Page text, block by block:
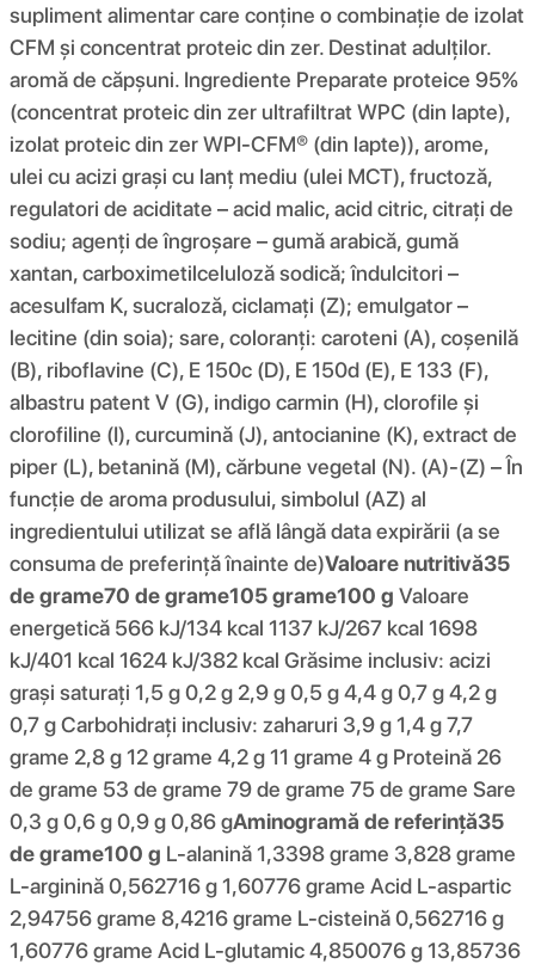
supliment alimentar care conține o combinație de izolat
CFM și concentrat proteic din zer. Destinat adulților.
aromă de căpșuni. Ingrediente Preparate proteice 95%
(concentrat proteic din zer ultrafiltrat WPC (din lapte),
izolat proteic din zer WPI-CFM® (din lapte)), arome,
ulei cu acizi grași cu lanț mediu (ulei MCT), fructoză,
regulatori de aciditate – acid malic, acid citric, citrați de
sodiu; agenți de îngroșare – gumă arabică, gumă
xantan, carboximetilceluloză sodică; îndulcitori –
acesulfam K, sucraloză, ciclamați (Z); emulgator –
lecitine (din soia); sare, coloranți: caroteni (A), coșenilă
(B), riboflavine (C), E 150c (D), E 150d (E), E 133 (F),
albastru patent V (G), indigo carmin (H), clorofile și
clorofiline (I), curcumină (J), antocianine (K), extract de
piper (L), betanină (M), cărbune vegetal (N). (A)-(Z) – În
funcție de aroma produsului, simbolul (AZ) al
ingredientului utilizat se află lângă data expirării (a se
consuma de preferință înainte de)Valoare nutritivă35
de grame70 de grame105 grame100 g Valoare
energetică 566 kJ/134 kcal 1137 kJ/267 kcal 1698
kJ/401 kcal 1624 kJ/382 kcal Grăsime inclusiv: acizi
grași saturați 1,5 g 0,2 g 2,9 g 0,5 g 4,4 g 0,7 g 4,2 g
0,7 g Carbohidrați inclusiv: zaharuri 3,9 g 1,4 g 7,7
grame 2,8 g 12 grame 4,2 g 11 grame 4 g Proteină 26
de grame 53 de grame 79 de grame 75 de grame Sare
0,3 g 0,6 g 0,9 g 0,86 gAminogramă de referință35
de grame100 g L-alanină 1,3398 grame 3,828 grame
L-arginină 0,562716 g 1,60776 grame Acid L-aspartic
2,94756 grame 8,4216 grame L-cisteină 0,562716 g
1,60776 grame Acid L-glutamic 4,850076 g 13,85736